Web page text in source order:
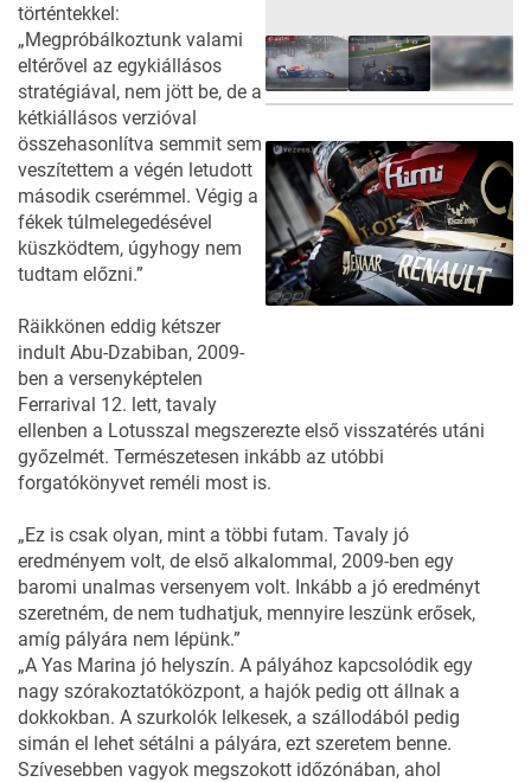
történtekkel:
„Megpróbálkoztunk valami
eltérővel az egykiállásos
stratégiával, nem jött be, de a
kétkiállásos verzióval
összehasonlítva semmit sem
veszítettem a végén letudott
második cserémmel. Végig a
fékek túlmelegedésével
küszködtem, úgyhogy nem
tudtam előzni.”
Räikkönen eddig kétszer
indult Abu-Dzabiban, 2009-
ben a versenyképtelen
Ferrarival 12. lett, tavaly
ellenben a Lotusszal megszerezte első visszatérés utáni
győzelmét. Természetesen inkább az utóbbi
forgatókönyvet reméli most is.
„Ez is csak olyan, mint a többi futam. Tavaly jó
eredményem volt, de első alkalommal, 2009-ben egy
baromi unalmas versenyem volt. Inkább a jó eredményt
szeretném, de nem tudhatjuk, mennyire leszünk erősek,
amíg pályára nem lépünk.”
„A Yas Marina jó helyszín. A pályához kapcsolódik egy
nagy szórakoztatóközpont, a hajók pedig ott állnak a
dokkokban. A szurkolók lelkesek, a szállodából pedig
simán el lehet sétálni a pályára, ezt szeretem benne.
Szívesebben vagyok megszokott időzónában, ahol